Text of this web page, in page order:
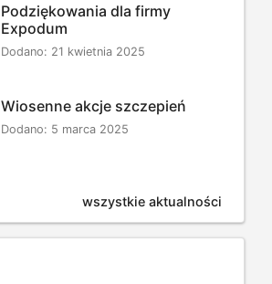
Podziękowania dla firmy
Expodum
Dodano: 21 kwietnia 2025
Wiosenne akcje szczepień
Dodano: 5 marca 2025
wszystkie aktualności